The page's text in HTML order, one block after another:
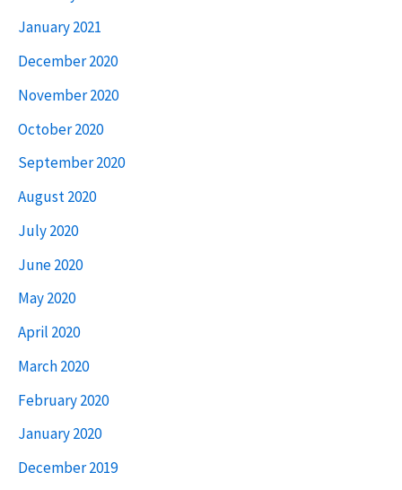
January 2021
December 2020
November 2020
October 2020
September 2020
August 2020
July 2020
June 2020
May 2020
April 2020
March 2020
February 2020
January 2020
December 2019